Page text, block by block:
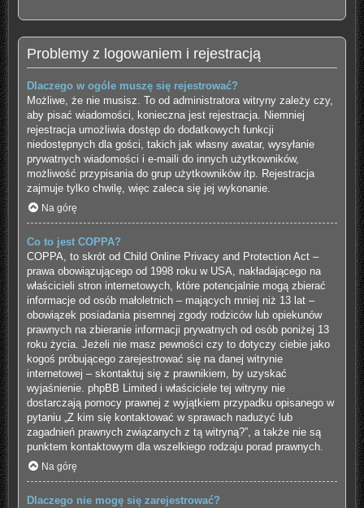
Problemy z logowaniem i rejestracją
Dlaczego w ogóle muszę się rejestrować?
Możliwe, że nie musisz. To od administratora witryny zależy czy,
aby pisać wiadomości, konieczna jest rejestracja. Niemniej
rejestracja umożliwia dostęp do dodatkowych funkcji
niedostępnych dla gości, takich jak własny awatar, wysyłanie
prywatnych wiadomości i e-maili do innych użytkowników,
możliwość przypisania do grup użytkowników itp. Rejestracja
zajmuje tylko chwilę, więc zaleca się jej wykonanie.
Na górę
Co to jest COPPA?
COPPA, to skrót od Child Online Privacy and Protection Act –
prawa obowiązującego od 1998 roku w USA, nakładającego na
właścicieli stron internetowych, które potencjalnie mogą zbierać
informacje od osób małoletnich – mających mniej niż 13 lat –
obowiązek posiadania pisemnej zgody rodziców lub opiekunów
prawnych na zbieranie informacji prywatnych od osób poniżej 13
roku życia. Jeżeli nie masz pewności czy to dotyczy ciebie jako
kogoś próbującego zarejestrować się na danej witrynie
internetowej – skontaktuj się z prawnikiem, by uzyskać
wyjaśnienie. phpBB Limited i właściciele tej witryny nie
dostarczają pomocy prawnej z wyjątkiem przypadku opisanego w
pytaniu „Z kim się kontaktować w sprawach nadużyć lub
zagadnień prawnych związanych z tą witryną?”, a także nie są
punktem kontaktowym dla wszelkiego rodzaju porad prawnych.
Na górę
Dlaczego nie mogę się zarejestrować?